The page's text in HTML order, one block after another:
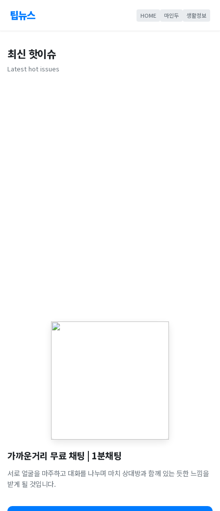
팁뉴스 HOME 마인두 생활정보
최신 핫이슈
Latest hot issues
가까운거리 무료 채팅 | 1분채팅
서로 얼굴을 마주하고 대화를 나누며 마치 상대방과 함께 있는 듯한 느낌을
받게 될 것입니다.